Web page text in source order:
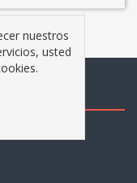
nuestros
usted